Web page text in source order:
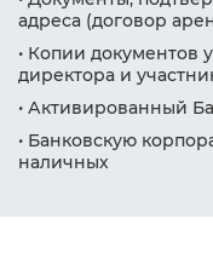
адреса (договор
• Копии документов
директора и
• Активированный
• Банковскую
наличных
Даю